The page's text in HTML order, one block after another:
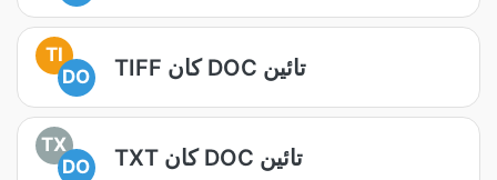
TI
DO
TIFF کان DOC تائين
TX
DO
TXT کان DOC تائين